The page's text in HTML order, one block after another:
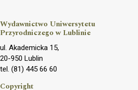
Wydawnictwo Uniwersytetu
Przyrodniczego w Lublinie
ul. Akademicka 15,
20-950 Lublin
tel. (81) 445 66 60
Copyright